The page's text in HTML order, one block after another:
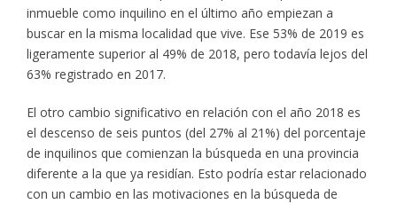
inmueble como inquilino en el último año empiezan a
buscar en la misma localidad que vive. Ese 53% de 2019 es
ligeramente superior al 49% de 2018, pero todavía lejos del
63% registrado en 2017.
El otro cambio significativo en relación con el año 2018 es
el descenso de seis puntos (del 27% al 21%) del porcentaje
de inquilinos que comienzan la búsqueda en una provincia
diferente a la que ya residían. Esto podría estar relacionado
con un cambio en las motivaciones en la búsqueda de